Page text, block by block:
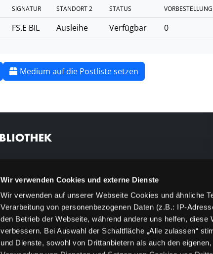
Wir verwenden Cookies und externe Dienste
Wir verwenden auf unserer Webseite Cookies und ähnliche
Verarbeitung von personenbezogenen Daten (z.B.: IP-
den Betrieb der Webseite, während andere uns helfen, diese
verbessern. Bei Auswahl der Schaltfläche „Alle zulassen“
und Dienste, sowohl von Drittanbietern als auch den
SIGNATUR STANDORT 2 STATUS
FS.E BIL Ausleihe Verfügbar 0
Medium auf die Postliste setzen
Feedback
Kontakt
Über uns
Jobs